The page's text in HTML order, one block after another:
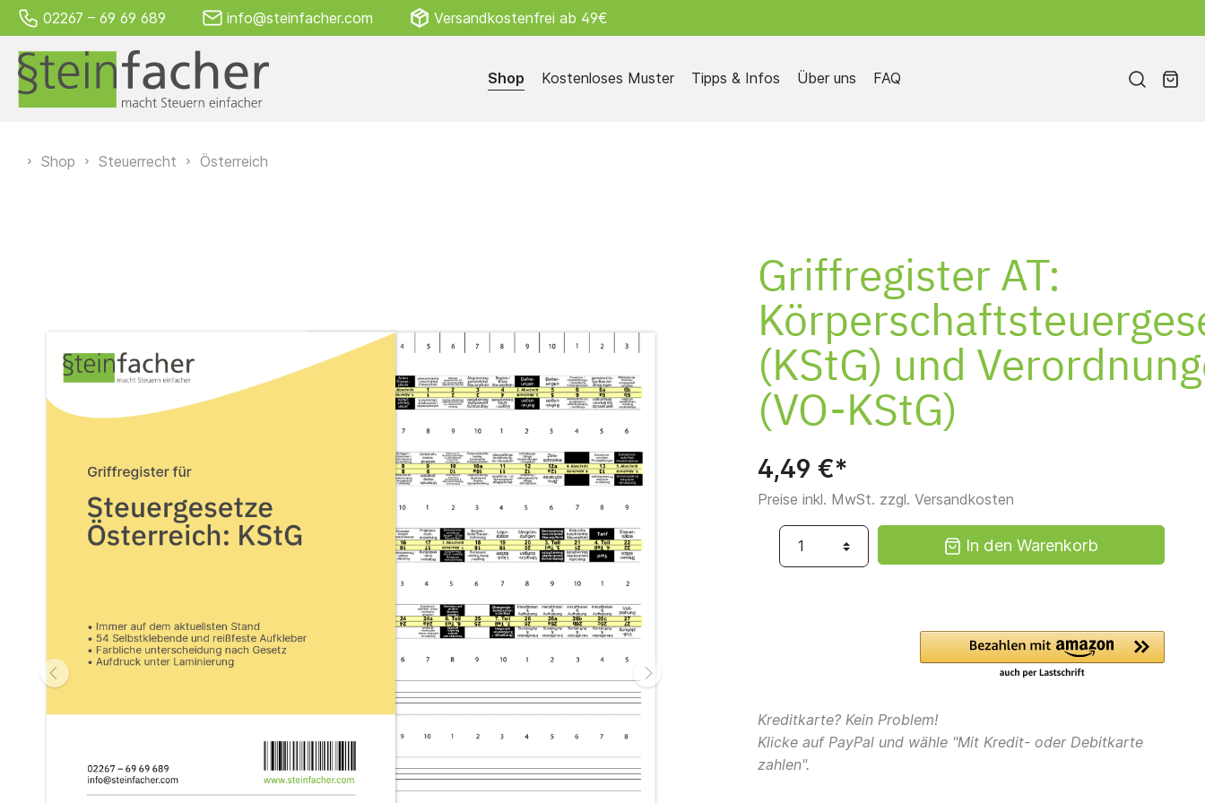
02267 – 69 69 689 info@steinfacher.com Versandkostenfrei ab 49€
Shop Kostenloses Muster Tipps & Infos Über uns FAQ
Alle Produkte von A–Z
Blanko Griffregister Kostenloses Muster Zubehör Individuelle Griffregister
Produktempfehlungen Einklebeservice
Shop Steuerrecht Österreich
Griffregister AT:
(KStG) und
(VO-KStG)
4,49 €*
Preise inkl. MwSt. zzgl. Versandkosten
In den Warenkorb
Kreditkarte? Kein Problem!
Klicke auf PayPal und wähle "Mit Kredit- oder Debitkarte
zahlen".